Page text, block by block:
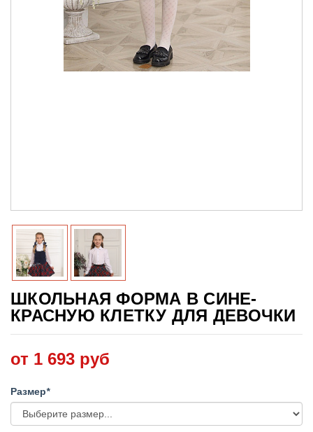
ШКОЛЬНАЯ ФОРМА В СИНЕ-
КРАСНУЮ КЛЕТКУ ДЛЯ ДЕВОЧКИ
от 1 693 руб
Размер*